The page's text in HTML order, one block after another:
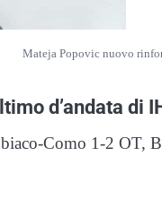
Mateja Popovic nuovo
d’andata di
Como 1-2 OT,